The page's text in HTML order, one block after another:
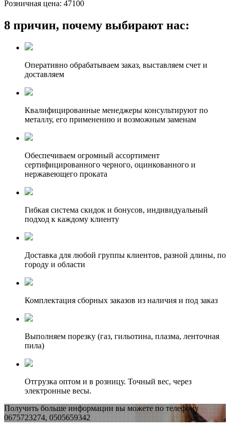
Розничная цена: 47100
8 причин, почему выбирают нас:
Оперативно обрабатываем заказ, выставляем счет и
доставляем
Квалифицированные менеджеры консультируют по
металлу, его применению и возможным заменам
Обеспечиваем огромный ассортимент
сертифицированного черного, оцинкованного и
нержавеющего проката
Гибкая система скидок и бонусов, индивидуальный
подход к каждому клиенту
Доставка для любой группы клиентов, разной длины, по
городу и области
Комплектация сборных заказов из наличия и под заказ
Выполняем порезку (газ, гильотина, плазма, ленточная
пила)
Отгрузка оптом и в розницу. Точный вес, через
электронные весы.
Получить больше информации вы можете по телефону
0675723274, 0505659342